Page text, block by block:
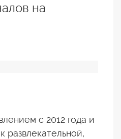
на
с 2012 года и
развлекательной,